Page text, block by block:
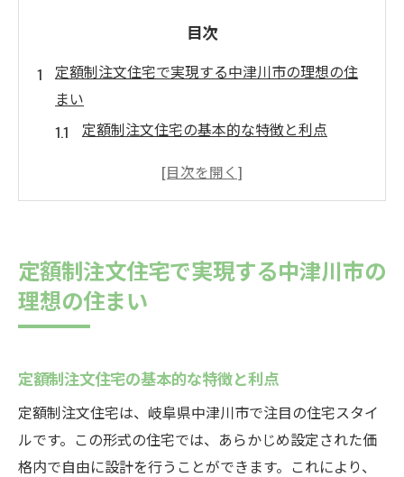
目次
定額制注文住宅で実現する中津川市の理想の住
まい
定額制注文住宅の基本的な特徴と利点
中津川市での理想の住まい設計事例
制
家族のライフスタイルに合わせた住まい作
安心の価格で叶う注文住宅の新しい選択肢
購入者が知っておくべき定額制のメリット
中津川市での注文住宅市場の変化
定額制注文住宅で実現する中津川市の
理想の住まい
定額制注文住宅の基本的な特徴と利点
定額制注文住宅は、岐阜県中津川市で注目の住宅スタイ
ルです。この形式の住宅では、あらかじめ設定された価
格内で自由に設計を行うことができます。これにより、